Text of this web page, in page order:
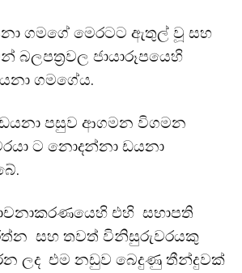
ගමගේ මෙරටට ඇතුල් වූ සහ
බලපත්‍රවල ජායාරූපයෙහි
ගමගේය.
පසුව ආගමන විගමන
ට නොදන්නා ඩයනා
එහි සභාපති
සහ තවත් විනිසුරුවරයකු
ලද එම නඩුව බෙදුණු තීන්දුවක්